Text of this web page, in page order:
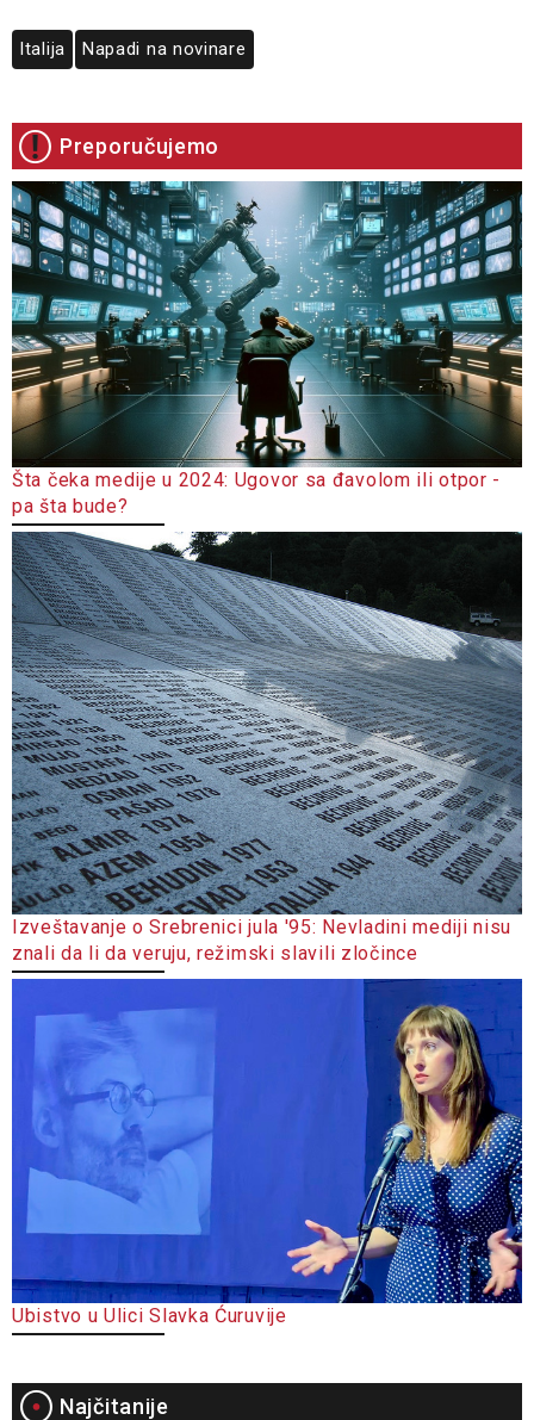
Italija Napadi na novinare
Preporučujemo
Šta čeka medije u 2024: Ugovor sa đavolom ili otpor -
pa šta bude?
Izveštavanje o Srebrenici jula '95: Nevladini mediji nisu
znali da li da veruju, režimski slavili zločince
Ubistvo u Ulici Slavka Ćuruvije
Najčitanije